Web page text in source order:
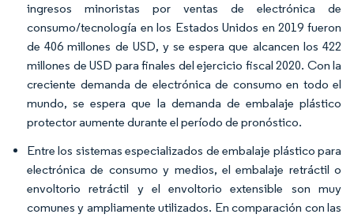
ingresos minoristas por ventas de electrónica de
consumo/tecnología en los Estados Unidos en 2019 fueron
de 406 millones de USD, y se espera que alcancen los 422
millones de USD para finales del ejercicio fiscal 2020. Con la
creciente demanda de electrónica de consumo en todo el
mundo, se espera que la demanda de embalaje plástico
protector aumente durante el período de pronóstico.
Entre los sistemas especializados de embalaje plástico para
electrónica de consumo y medios, el embalaje retráctil o
envoltorio retráctil y el envoltorio extensible son muy
comunes y ampliamente utilizados. En comparación con las